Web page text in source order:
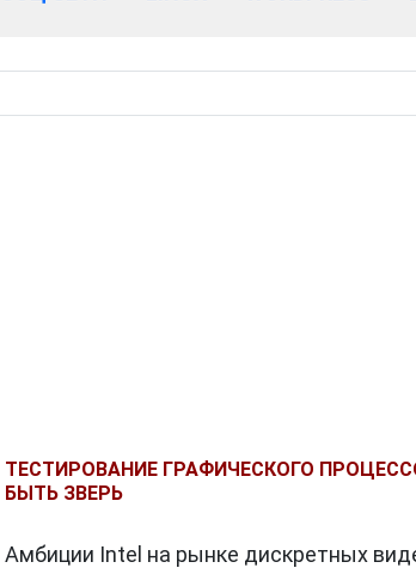
ТЕСТИРОВАНИЕ ГРАФИЧЕСКОГО
БЫТЬ ЗВЕРЬ
Амбиции Intel на рынке дискретных